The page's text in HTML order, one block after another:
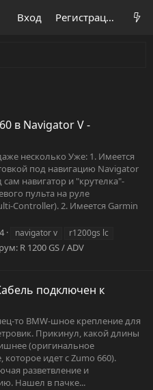
Вход Регистрация
в Navigator V -
несколько Уже: 1. Имеется
под навигацию Navigator
навигатор и "крутелка"-
пульта на руле
Controller). 2. Имеется Garmin
navigator v
r1200gs lc
R 1200 GS / ADV
подключен к
то BMW-шное крепление для
Прикинул, какой длины
(оригинальное
идет с Zumo 660).
разветвление и
Нашел в пачке...